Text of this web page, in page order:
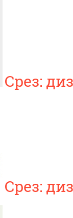
Срез:
Срез: